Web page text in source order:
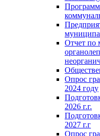
Отчет по
Опрос
2024 году
2026 г.г.
2027 г.г
Опрос